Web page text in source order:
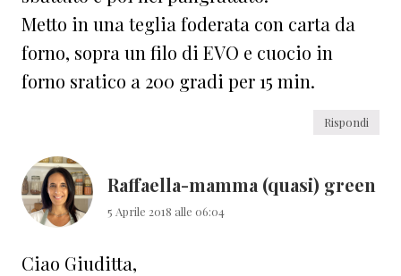
Metto in una teglia foderata con carta da
forno, sopra un filo di EVO e cuocio in
forno sratico a 200 gradi per 15 min.
Rispondi
Raffaella-mamma (quasi) green
5 Aprile 2018 alle 06:04
Ciao Giuditta,